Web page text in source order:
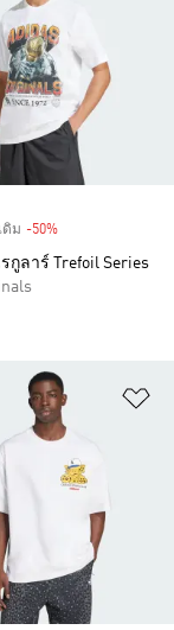
ดิม -50%
กูลาร์ Trefoil Series
ารสินค้าโปรด